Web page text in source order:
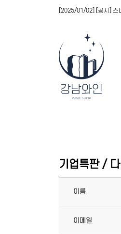
[2025/01/02] [공지] 스
기업특판 /
이름
이메일